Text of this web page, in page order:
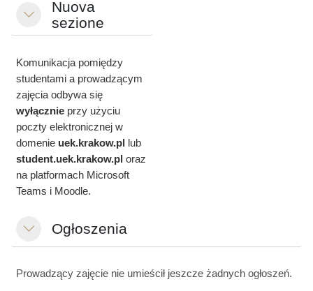
Minimizza
Nuova
sezione
Komunikacja pomiędzy
studentami a prowadzącym
zajęcia odbywa się
wyłącznieprzy użyciu
poczty elektronicznej w
domenie uek.krakow.pl lub
student.uek.krakow.pl oraz
na platformach Microsoft
Teams i Moodle.
MinimizzaOgłoszenia
Prowadzący zajęcie nie umieścił jeszcze żadnych ogłoszeń.